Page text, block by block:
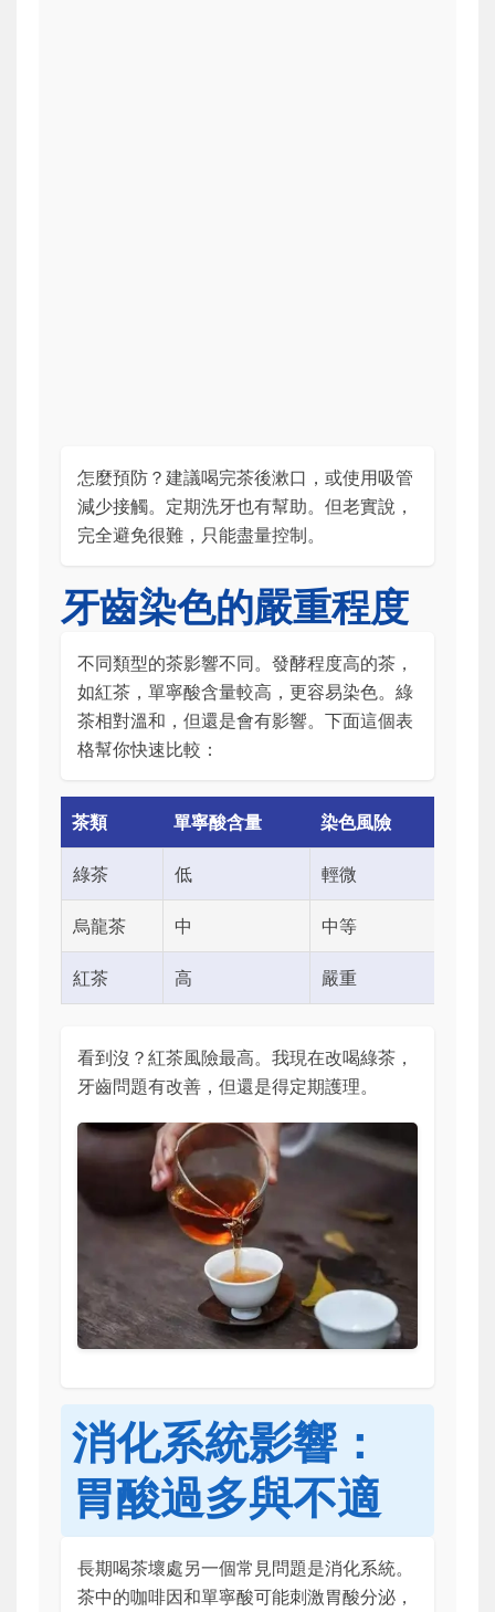
怎麼預防？建議喝完茶後漱口，或使用吸管
減少接觸。定期洗牙也有幫助。但老實說，
完全避免很難，只能盡量控制。
牙齒染色的嚴重程度
不同類型的茶影響不同。發酵程度高的茶，
如紅茶，單寧酸含量較高，更容易染色。綠
茶相對溫和，但還是會有影響。下面這個表
格幫你快速比較：
茶類 單寧酸含量 染色風險
綠茶 低 輕微
烏龍茶 中 中等
紅茶 高 嚴重
看到沒？紅茶風險最高。我現在改喝綠茶，
牙齒問題有改善，但還是得定期護理。
消化系統影響：
胃酸過多與不適
長期喝茶壞處另一個常見問題是消化系統。
茶中的咖啡因和單寧酸可能刺激胃酸分泌，